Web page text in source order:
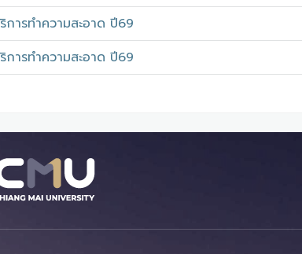
การทำความสะอาด ปี69
การทำความสะอาด ปี69